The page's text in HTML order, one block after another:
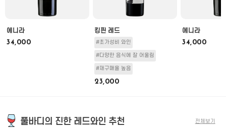
에니라
34,000
킹핀 레드
#초가성비 와인
#다양한 음식에 잘 어울림
#재구매율 높음
23,000
에니라
34,000
전체보기
풀바디의 진한 레드와인 추천